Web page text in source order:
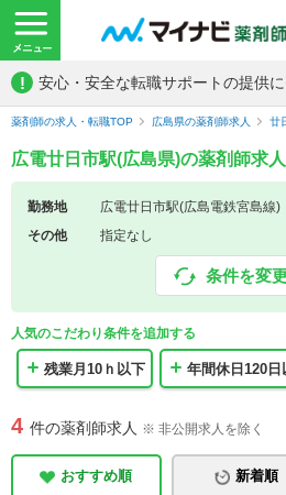
! 安心・安全な転職サポートの提供に
薬剤師の求人・転職TOP 広島県の薬剤師求人 廿
広電廿日市駅(広島県)の薬剤師求
勤務地
広電廿日市駅(広島電鉄宮島線)
その他
指定なし
条件を変
人気のこだわり条件を追加する
残業月10ｈ以下 年間休日120日
4 件の薬剤師求人 ※ 非公開求人を除く
おすすめ順 新着順